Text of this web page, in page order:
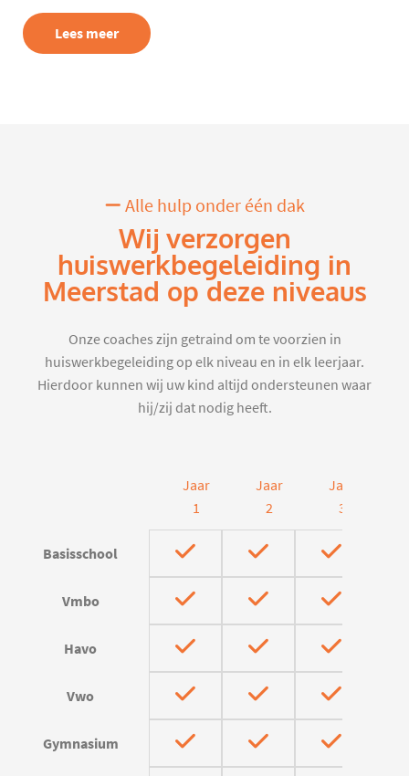
Lees meer
Alle hulp onder één dak
Wij verzorgen
huiswerkbegeleiding in
Meerstad op deze niveaus
Onze coaches zijn getraind om te voorzien in
huiswerkbegeleiding op elk niveau en in elk leerjaar.
Hierdoor kunnen wij uw kind altijd ondersteunen waar
hij/zij dat nodig heeft.
Jaar
1
Jaar
2
Jaar
3
Basisschool
Vmbo
Havo
Vwo
Gymnasium